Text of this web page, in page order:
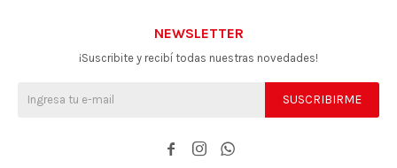
NEWSLETTER
¡Suscribite y recibí todas nuestras novedades!
SUSCRIBIRME
  